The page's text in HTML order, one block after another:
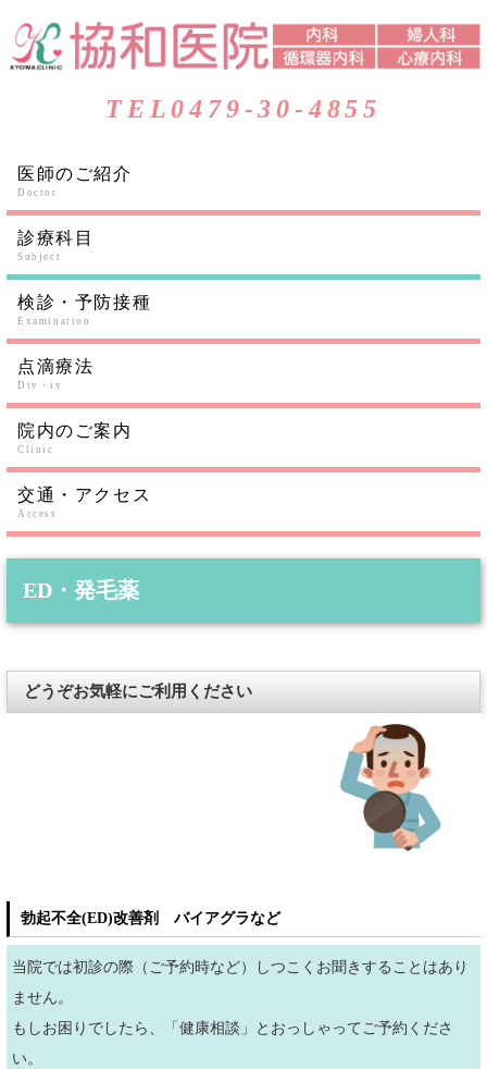
TEL 0479-30-4855
医師のご紹介
Doctor
診療科目
Subject
検診・予防接種
Examination
点滴療法
Div・iv
院内のご案内
Clinic
交通・アクセス
Access
ED・発毛薬
どうぞお気軽にご利用ください
勃起不全(ED)改善剤 バイアグラなど
当院では初診の際（ご予約時など）しつこくお聞きすることはあり
ません。
もしお困りでしたら、「健康相談」とおっしゃってご予約くださ
い。